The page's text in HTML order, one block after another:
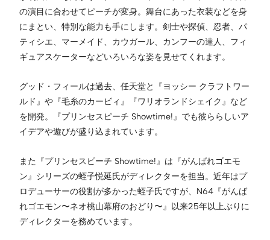
の演目に合わせてピーチが変身。舞台にあった衣装などを身
にまとい、特別な能力も手にします。剣士や探偵、忍者、パ
ティシエ、マーメイド、カウガール、カンフーの達人、フィ
ギュアスケーターなどいろいろな姿を見せてくれます。
グッド・フィールは過去、任天堂と『ヨッシー クラフトワー
ルド』や『毛糸のカービィ』『ワリオランドシェイク』など
を開発。『プリンセスピーチ Showtime!』でも彼ららしいア
イデアや遊びが盛り込まれています。
また『プリンセスピーチ Showtime!』は『がんばれゴエモ
ン』シリーズの蛭子悦延氏がディレクターを担当。近年はプ
ロデューサーの役割が多かった蛭子氏ですが、N64『がんば
れゴエモン〜ネオ桃山幕府のおどり〜』以来25年以上ぶりに
ディレクターを務めています。